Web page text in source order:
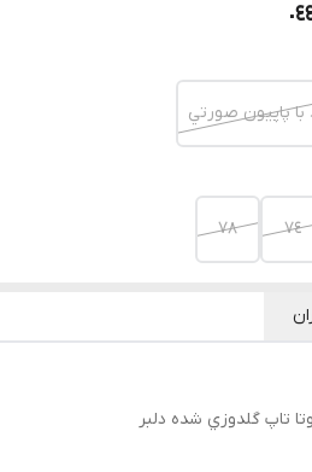
پاپيون صورتي
٧٤ ٧٨
تاپ گلدوزي شده دلبر